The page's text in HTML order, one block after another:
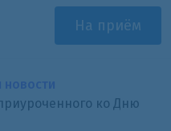
На приём
ко Дню